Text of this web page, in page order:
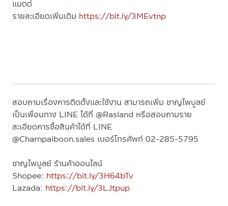
แมตต์
รายละเอียดเพิ่มเติม https://bit.ly/3MEvtnp
สอบถามเรื่องการติดตั้งและใช้งาน สามารถเพิ่ม ชาญไพบูลย์
เป็นเพื่อนทาง LINEได้ที่ @Rasland หรือสอบถามราย
ละเอียดการซื้อสินค้าได้ที่ LINE
@Charnpaiboon.sales เบอร์โทรศัพท์ 02-285-5795
ชาญไพบูลย์ ร้านค้าออนไลน์
Shopee: https://bit.ly/3H64bTv
Lazada: https://bit.ly/3LJtpup